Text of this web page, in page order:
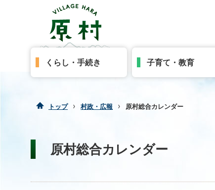
くらし・手続き 子育て・教育
トップ › 村政・広報 › 原村総合カレンダー
原村総合カレンダー